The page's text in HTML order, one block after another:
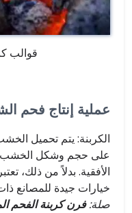
قوالب
عملية إنتاج فحم
الكربنة: يتم تحميل
على حجم وشكل الخشب،
الأفقية. بدلاً من ذلك،
خيارات جيدة للمصانع
صلة: فرن كربنة الفحم